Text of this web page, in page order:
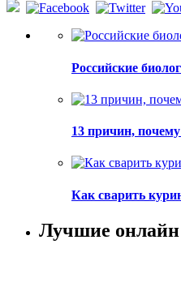
Российские
13 причин,
Как сварить
Лучшие